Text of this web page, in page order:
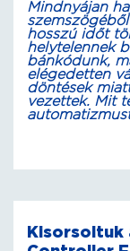
Mindnyájan
hosszú időt
helytelennek
bánkódunk,
elégedetten
döntések
vezettek. Mit
Kisorsoltuk